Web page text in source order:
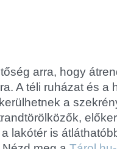
arra, hogy
A téli ruházat és a
a
lakótér is